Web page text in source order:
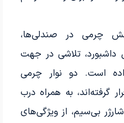
چرمی در صندلی‌ها،
تلاشی در جهت
است. دو نوار چرمی
گرفته‌اند، به همراه درب
بی‌سیم، از ویژگی‌های